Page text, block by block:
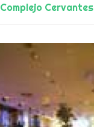
Complejo Cervantes